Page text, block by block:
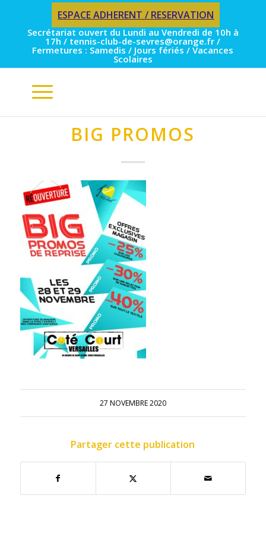
ESPACE ADHERENT / RESERVATION
Secrétariat ouvert du Lundi au Vendredi de 10h à
17h / tennis-club-de-sevres@orange.fr /
Fermetures : Samedis / Jours fériés / Vacances
Scolaires
BIG PROMOS
27 NOVEMBRE 2020
Partager cette publication